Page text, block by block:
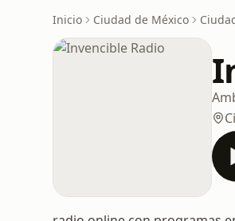
Inicio Ciudad de México